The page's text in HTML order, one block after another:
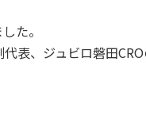
た。
、ジュビロ磐田